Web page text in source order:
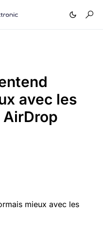
avec les
AirDrop